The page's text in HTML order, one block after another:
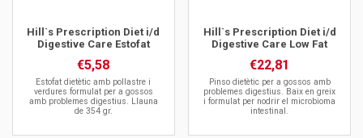
Hill`s Prescription Diet i/d
Digestive Care Estofat
€5,58
Estofat dietètic amb pollastre i
verdures formulat per a gossos
amb problemes digestius. Llauna
de 354 gr.
Hill`s Prescription Diet i/d
Digestive Care Low Fat
€22,81
Pinso dietètic per a gossos amb
problemes digestius. Baix en greix
i formulat per nodrir el microbioma
intestinal.